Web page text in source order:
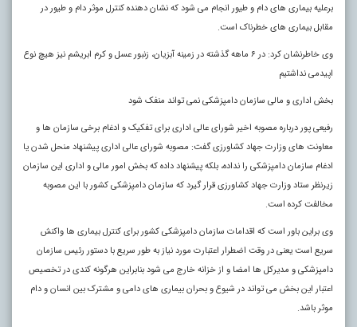
برعلیه بیماری های دام و طیور انجام می شود که نشان‌ دهنده کنترل موثر دام و طیور در
مقابل بیماری‌ های خطرناک است.
وی خاطرنشان کرد: در ۶ ماهه گذشته در زمینه آبزیان، زنبور عسل و کرم ابریشم نیز هیچ نوع
اپیدمی نداشتیم
بخش اداری و مالی سازمان دامپزشکی نمی تواند منفک شود
رفیعی پور درباره مصوبه اخیر شورای عالی اداری برای تفکیک و ادغام برخی سازمان ها و
معاونت های وزارت جهاد کشاورزی گفت: مصوبه شورای عالی اداری پیشنهاد منحل شدن یا
ادغام سازمان دامپزشکی را نداده، بلکه پیشنهاد داده که بخش امور مالی و اداری این سازمان
زیرنظر ستاد وزارت جهاد کشاورزی قرار گیرد که سازمان دامپزشکی کشور با این مصوبه
مخالفت کرده است.
وی براین باور است که اقدامات سازمان دامپزشکی کشور برای کنترل بیماری ها واکنش
سریع است یعنی در وقت اضطرار اعتبارت مورد نیاز به طور سریع با دستور رئیس سازمان
دامپزشکی و مدیرکل ها امضا و از خزانه خارج می شود بنابراین هرگونه کندی در تخصیص
اعتبار این بخش می تواند در شیوع و بحران بیماری های دامی و مشترک بین انسان و دام
موثر باشد.